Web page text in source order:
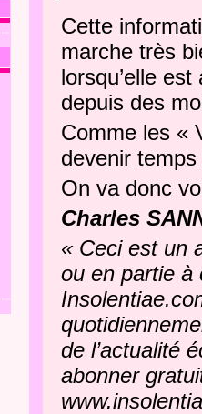
Cette
marche très
lorsqu’elle
depuis des
Comme les «
devenir
On va donc
Charles
« Ceci est un
ou en partie à
de l’actualité
abonner